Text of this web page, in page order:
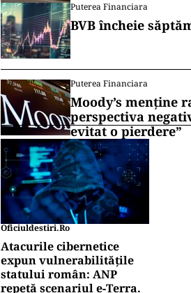
Puterea Financiara
BVB încheie
Puterea Financiara
Moody’s menține
perspectiva
evitat o pierdere”
Oficiuldestiri.ro
Atacurile cibernetice
expun vulnerabilitățile
statului român: ANP
repetă scenariul e‑Terra.